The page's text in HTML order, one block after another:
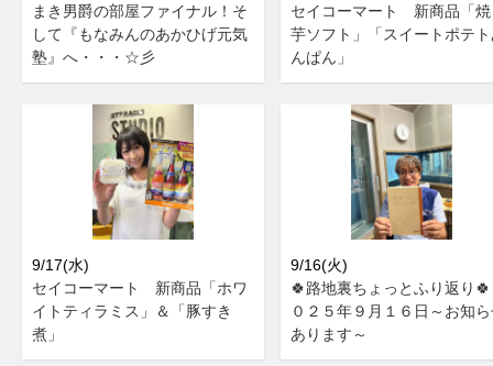
まき男爵の部屋ファイナル！そ
して『もなみんのあかひげ元気
塾』へ・・・☆彡
セイコーマート 新商品「焼
芋ソフト」「スイートポテ
んぱん」
9/17(水)
セイコーマート 新商品「ホワ
イトティラミス」＆「豚すき
煮」
9/16(火)
🍀路地裏ちょっとふり返り
０２５年９月１６日～お知
あります～